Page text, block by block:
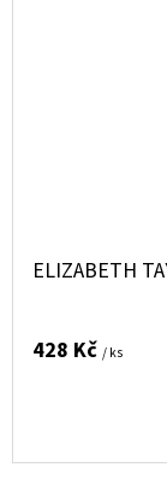
ELIZABETH
428 Kč / ks